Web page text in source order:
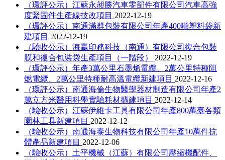
（環評公示）江蘇永昶勝汽車零部件有限公司汽車高強
度緊固件生產線技改項目 2022-12-19
（環評公示）南通滿群包裝有限公司年產400噸塑料袋新
建項目 2022-12-19
（驗收公示）海贏印務科技（南通）有限公司復合包裝
膜和復合包裝袋生產項目（一階段） 2022-12-19
（環評公示）年產3萬公里石墨烯電纜、2萬公里特種阻
燃電纜、2萬公里特種耐高溫電纜新建項目 2022-12-16
（環評公示）南通海倫生物醫學器材制造有限公司年產2
萬立方米醫用科學實驗耗材擴建項目 2022-12-14
（驗收公示）江蘇伊維卡工具有限公司年產800萬臺各類
園林工具新建項目 2022-12-12
（驗收公示）南通海泰生物科技有限公司年產10萬件抗
體產品新建項目 2022-12-06
（驗收公示）土平機械（江蘇）有限公司壓縮機配件、